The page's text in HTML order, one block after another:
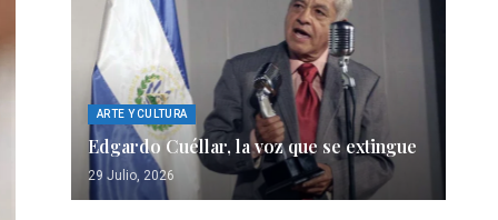
ARTE Y CULTURA
Edgardo Cuéllar, la voz que se extingue
29 Julio, 2026